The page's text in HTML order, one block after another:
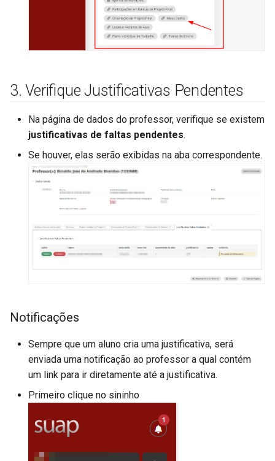
Gerenciar Solicitações de
Retroativos de Progressão
Formulário de Progressão
3. Verifique Justificativas Pendentes
Na página de dados do professor, verifique se existem
justificativas de faltas pendentes.
Se houver, elas serão exibidas na aba correspondente.
Notificações
Sempre que um aluno cria uma justificativa, será
enviada uma notificação ao professor a qual contém
um link para ir diretamente até a justificativa.
Primeiro clique no sininho